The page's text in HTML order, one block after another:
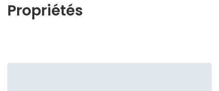
Propriétés